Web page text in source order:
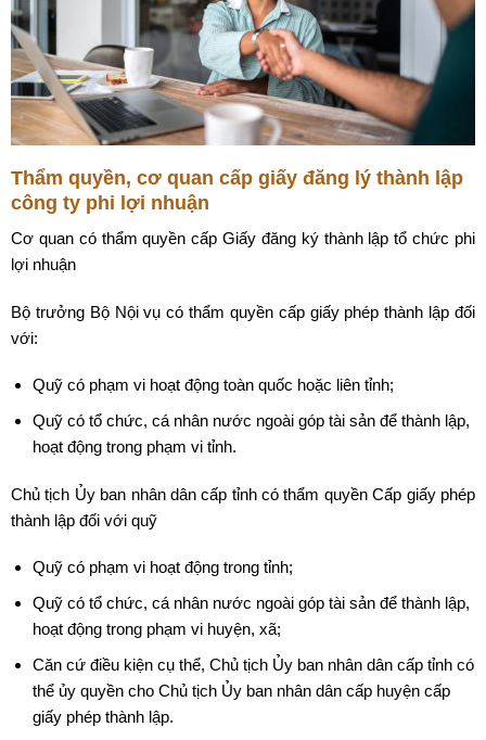
Thẩm quyền, cơ quan cấp giấy đăng lý thành lập
công ty phi lợi nhuận
Cơ quan có thẩm quyền cấp Giấy đăng ký thành lập tổ chức phi
lợi nhuận
Bộ trưởng Bộ Nội vụ có thẩm quyền cấp giấy phép thành lập đối
với:
Quỹ có phạm vi hoạt động toàn quốc hoặc liên tỉnh;
Quỹ có tổ chức, cá nhân nước ngoài góp tài sản để thành lập,
hoạt động trong phạm vi tỉnh.
Chủ tịch Ủy ban nhân dân cấp tỉnh có thẩm quyền Cấp giấy phép
thành lập đối với quỹ
Quỹ có phạm vi hoạt động trong tỉnh;
Quỹ có tổ chức, cá nhân nước ngoài góp tài sản để thành lập,
hoạt động trong phạm vi huyện, xã;
Căn cứ điều kiện cụ thể, Chủ tịch Ủy ban nhân dân cấp tỉnh có
thể ủy quyền cho Chủ tịch Ủy ban nhân dân cấp huyện cấp
giấy phép thành lập.